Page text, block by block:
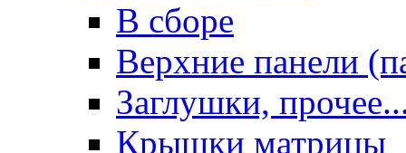
В сборе
Верхние панели
Заглушки,
Крышки матрицы